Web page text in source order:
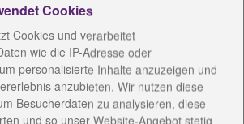
Semmelweispark. Gestern
und der 87-Jährige die
ihres neuen Zuhauses mit.
hat eine Vier-Raum-Wohnung im
Bad und Dusche und mit Toilette
aufgegeben. Dafür haben sie am
Cookies
Cookies und verarbeitet
wie die IP-Adresse oder
personalisierte Inhalte anzuzeigen und
anzubieten. Wir nutzen diese
Besucherdaten zu analysieren, diese
und so unser Website-Angebot stetig